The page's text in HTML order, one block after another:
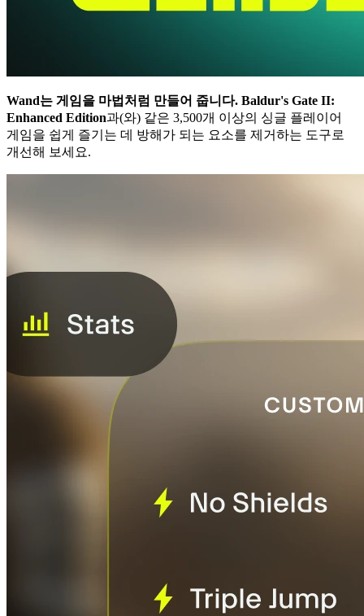
Wand는 게임을 마법처럼 만들어 줍니다. Baldur's Gate II:
Enhanced Edition과(와) 같은 3,500개 이상의 싱글 플레이어
게임을 쉽게 즐기는 데 방해가 되는 요소를 제거하는 도구로
개선해 보세요.